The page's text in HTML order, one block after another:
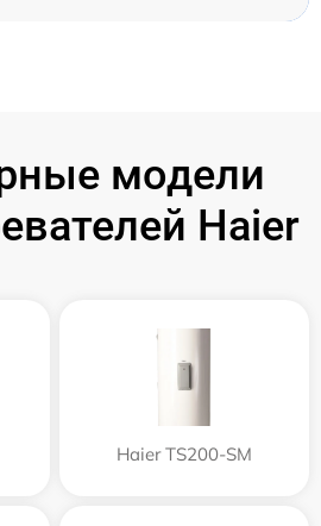
модели
Haier
Haier TS200-SM